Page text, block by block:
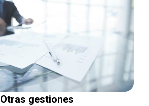
Otras gestiones